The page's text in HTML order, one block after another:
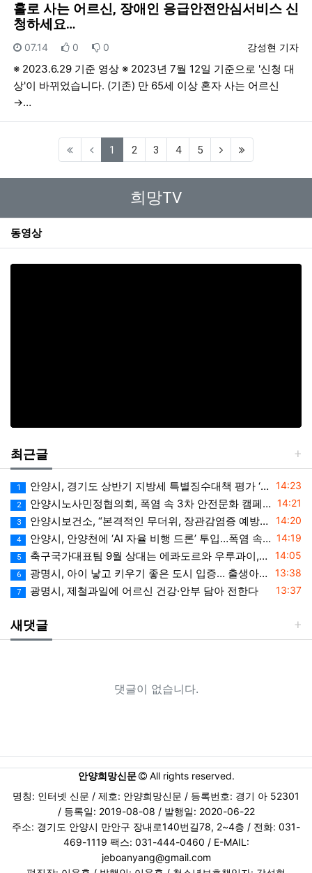
홀로 사는 어르신, 장애인 응급안전안심서비스 신
청하세요…
등록자
강성현 기자
등록일
07.14 추천
0 비추천
0
※ 2023.6.29 기준 영상 ※ 2023년 7월 12일 기준으로 '신청 대
상'이 바뀌었습니다. (기존) 만 65세 이상 혼자 사는 어르신
→…
1 (current)
2 3 4 5
희망TV
동영상
최근글
등록일
14:23
1 안양시, 경기도 상반기 지방세 특별징수대책 평가 ‘우수상’
등록일
14:21
2 안양시노사민정협의회, 폭염 속 3차 안전문화 캠페인 전개
등록일
14:20
3 안양시보건소, “본격적인 무더위, 장관감염증 예방에 각별한 주의 필요”
등록일
14:19
4 안양시, 안양천에 ‘AI 자율 비행 드론’ 투입…폭염 속 온열 질환 예방 계도
등록일
14:05
5 축구국가대표팀 9월 상대는 에콰도르와 우루과이, 9.10월 A매치 4연전 상대 모두 확정
등록일
13:38
6 광명시, 아이 낳고 키우기 좋은 도시 입증… 출생아 증가율 경기도 1위
등록일
13:37
7 광명시, 제철과일에 어르신 건강·안부 담아 전한다
새댓글
댓글이 없습니다.
안양희망신문
All rights reserved.
명칭: 인터넷 신문 / 제호: 안양희망신문 / 등록번호: 경기 아 52301
/ 등록일: 2019-08-08 / 발행일: 2020-06-22
주소: 경기도 안양시 만안구 장내로140번길78, 2~4층 / 전화: 031-
469-1119 팩스: 031-444-0460 / E-MAIL:
jeboanyang@gmail.com